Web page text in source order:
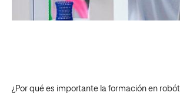
¿Por qué es importante la formación en